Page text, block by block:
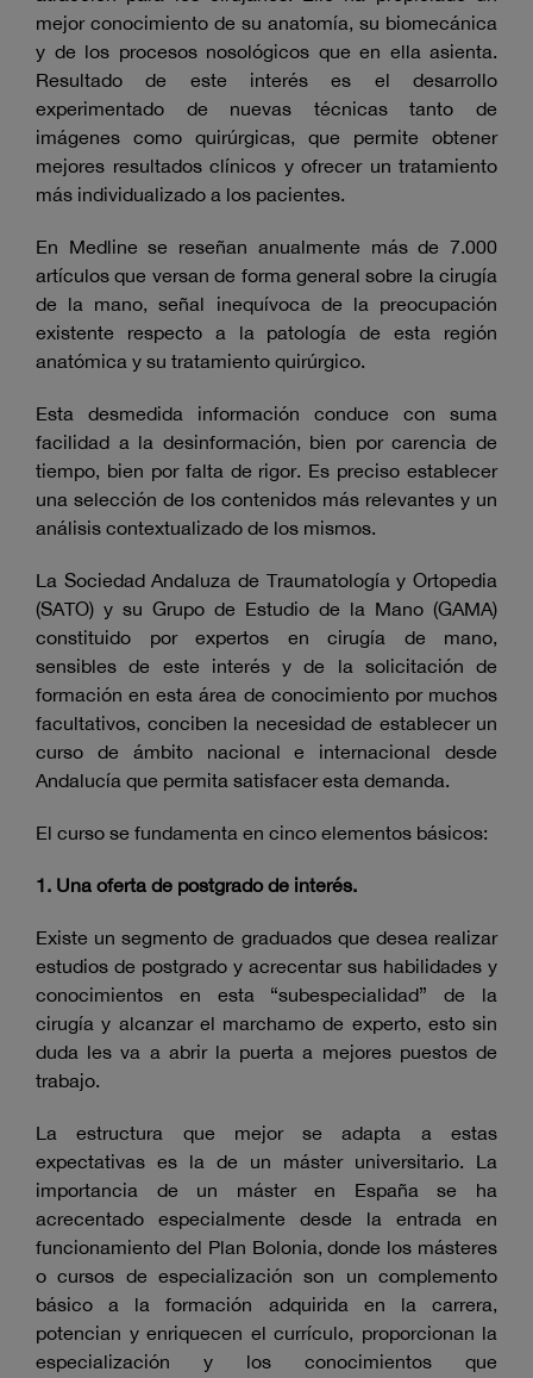
mejor conocimiento de su anatomía, su biomecánica
y de los procesos nosológicos que en ella asienta.
Resultado de este interés es el desarrollo
experimentado de nuevas técnicas tanto de
imágenes como quirúrgicas, que permite obtener
mejores resultados clínicos y ofrecer un tratamiento
más individualizado a los pacientes.
En Medline se reseñan anualmente más de 7.000
artículos que versan de forma general sobre la cirugía
de la mano, señal inequívoca de la preocupación
existente respecto a la patología de esta región
anatómica y su tratamiento quirúrgico.
Esta desmedida información conduce con suma
facilidad a la desinformación, bien por carencia de
tiempo, bien por falta de rigor. Es preciso establecer
una selección de los contenidos más relevantes y un
análisis contextualizado de los mismos.
La Sociedad Andaluza de Traumatología y Ortopedia
(SATO) y su Grupo de Estudio de la Mano (GAMA)
constituido por expertos en cirugía de mano,
sensibles de este interés y de la solicitación de
formación en esta área de conocimiento por muchos
facultativos, conciben la necesidad de establecer un
curso de ámbito nacional e internacional desde
Andalucía que permita satisfacer esta demanda.
El curso se fundamenta en cinco elementos básicos:
1. Una oferta de postgrado de interés.
Existe un segmento de graduados que desea realizar
estudios de postgrado y acrecentar sus habilidades y
conocimientos en esta “subespecialidad” de la
cirugía y alcanzar el marchamo de experto, esto sin
duda les va a abrir la puerta a mejores puestos de
trabajo.
La estructura que mejor se adapta a estas
expectativas es la de un máster universitario. La
importancia de un máster en España se ha
acrecentado especialmente desde la entrada en
funcionamiento del Plan Bolonia, donde los másteres
o cursos de especialización son un complemento
básico a la formación adquirida en la carrera,
potencian y enriquecen el currículo, proporcionan la
especialización y los conocimientos que